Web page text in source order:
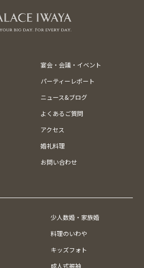
宴会・会議・イベント
パーティーレポート
ニュース&ブログ
よくあるご質問
アクセス
婚礼料理
お問い合わせ
少人数婚・家族婚
料理のいわや
キッズフォト
成人式振袖